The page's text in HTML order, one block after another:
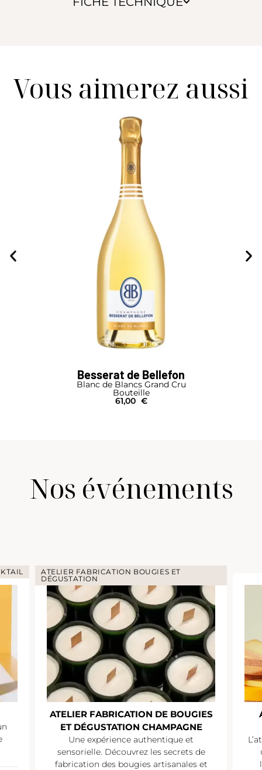
Vous aimerez aussi
Besserat de Bellefon
Blanc de Blancs Grand Cru
Bouteille
61,00 €
Nos événements
ATELIER FABRICATION BOUGIES ET
DÉGUSTATION
ATELIER FABRICATION DE BOUGIES
ET DÉGUSTATION CHAMPAGNE
Une expérience authentique et
sensorielle. Découvrez les secrets de
fabrication des bougies artisanales et